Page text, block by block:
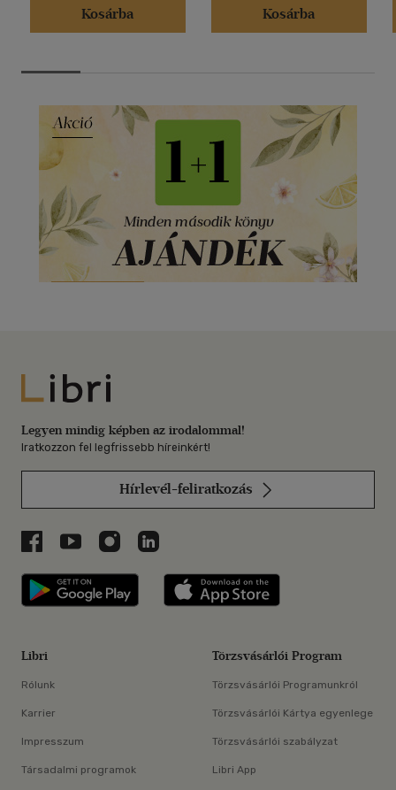
Kosárba
Kosárba
Libri
Legyen mindig képben az irodalommal!
Iratkozzon fel legfrissebb híreinkért!
Hírlevél-feliratkozás
Libri a Facebookon
Libri a Youtube-on
Libri az Instagramon
Libri a LinkedInen
Libri applikáció Szerezd meg: Google
Libri
Rólunk
Karrier
Impresszum
Társadalmi programok
Törzsvásárlói Program
Törzsvásárlói Programunkról
Törzsvásárlói Kártya egyenlege
Törzsvásárlói szabályzat
Libri App